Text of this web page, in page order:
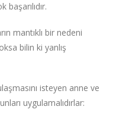
mantıklı bir nedeni
bilin ki yanlış
isteyen anne ve
uygulamalıdırlar: